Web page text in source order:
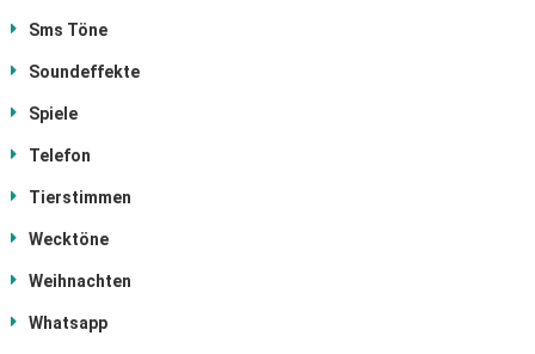
Sms Töne
Soundeffekte
Spiele
Telefon
Tierstimmen
Wecktöne
Weihnachten
Whatsapp